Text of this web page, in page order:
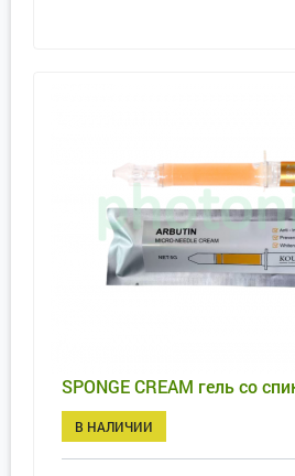
SPONGE CREAM гель со
В НАЛИЧИИ